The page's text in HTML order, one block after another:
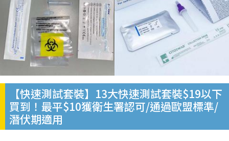
【快速測試套裝】13大快速測試套裝$19以下
買到！最平$10獲衛生署認可/通過歐盟標準/
潛伏期適用